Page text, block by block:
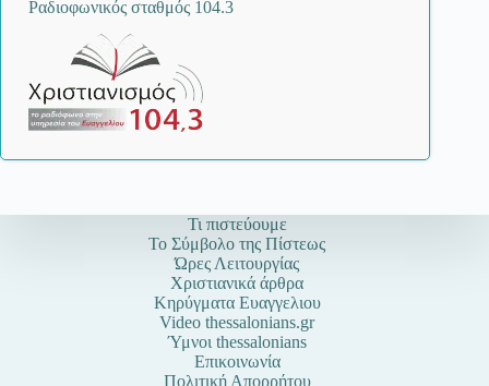
Ραδιοφωνικός σταθμός 104.3
Τι πιστεύουμε
Το Σύμβολο της Πίστεως
Ώρες Λειτουργίας
Χριστιανικά άρθρα
Κηρύγματα Ευαγγελιου
Video thessalonians.gr
Ύμνοι thessalonians
Επικοινωνία
Πολιτική Απορρήτου